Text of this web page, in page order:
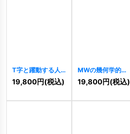
T字と躍動する人
型の先進的ロゴ
11126
19,800円(税込)
MWの幾何学的・
力強い連結ロゴ
11122
19,800円(税込)